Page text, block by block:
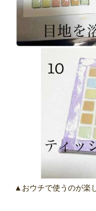
▲おウチで使うのが楽